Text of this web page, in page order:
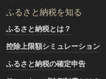
ふるさと納税を知る
ふるさと納税とは？
控除上限額シミュレーション
ふるさと納税の確定申告